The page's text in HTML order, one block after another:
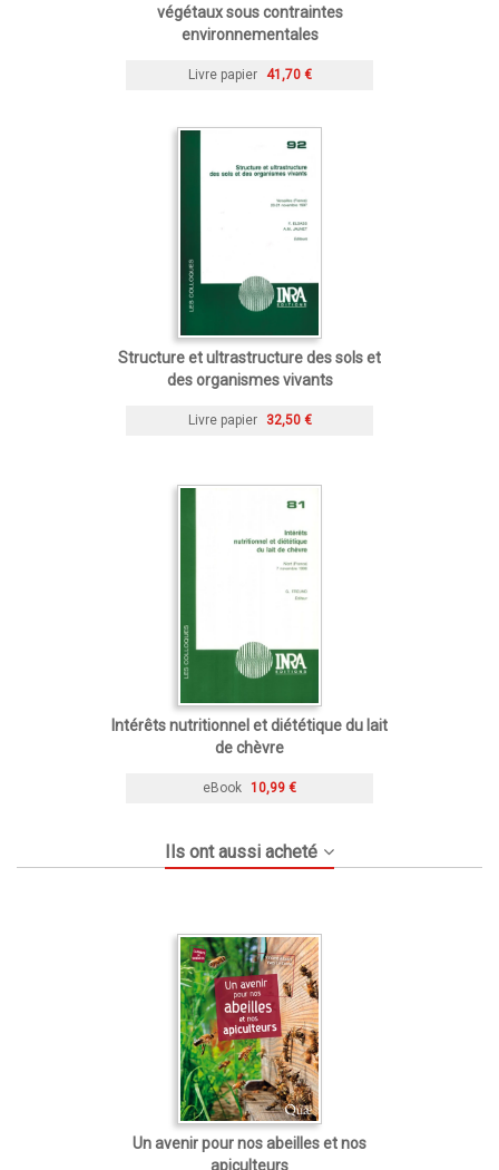
végétaux sous contraintes
environnementales
Livre papier 41,70 €
Structure et ultrastructure des sols et
des organismes vivants
Livre papier 32,50 €
Intérêts nutritionnel et diététique du lait
de chèvre
eBook 10,99 €
Ils ont aussi acheté
Un avenir pour nos abeilles et nos
apiculteurs